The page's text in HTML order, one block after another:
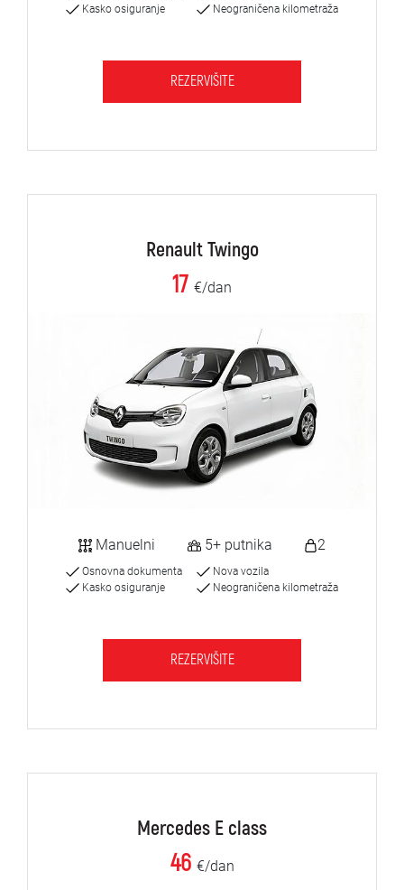
Kasko osiguranje
Neograničena kilometraža
REZERVIŠITE
Renault Twingo
17 €/dan
Manuelni 5+ putnika 2
Osnovna dokumenta
Kasko osiguranje
Nova vozila
Neograničena kilometraža
REZERVIŠITE
Mercedes E class
46 €/dan